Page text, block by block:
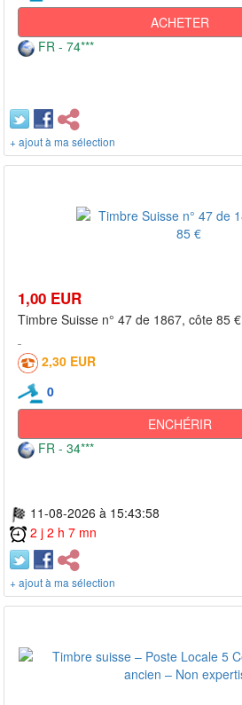
ACHETER
FR - 74***
+ ajout à ma sélection
1,00 EUR
Timbre Suisse n° 47 de 1867, côte 85 €
2,30 EUR
0
ENCHÉRIR
FR - 34***
11-08-2026 à 15:43:58
2 j 2 h 7 mn
+ ajout à ma sélection